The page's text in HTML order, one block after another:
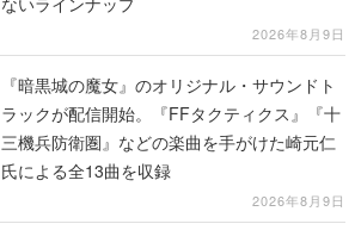
2026年8月9日
『暗黒城の魔女』のオリジナル・サウンドト
ラックが配信開始。『FFタクティクス』『十
三機兵防衛圏』などの楽曲を手がけた崎元仁
氏による全13曲を収録
2026年8月9日